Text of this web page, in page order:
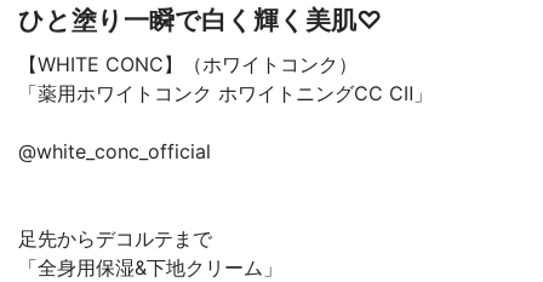
ひと塗り一瞬で白く輝く美肌♡
【WHITE CONC】（ホワイトコンク）
「薬用ホワイトコンク ホワイトニングCC CⅡ」
@white_conc_official
足先からデコルテまで
「全身用保湿&下地クリーム」